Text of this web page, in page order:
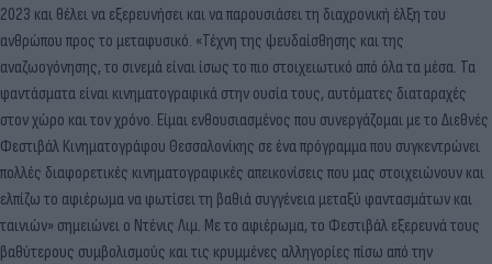
2023 και θέλει να εξερευνήσει και να παρουσιάσει τη διαχρονική έλξη του
ανθρώπου προς το μεταφυσικό. «Τέχνη της ψευδαίσθησης και της
αναζωογόνησης, το σινεμά είναι ίσως το πιο στοιχειωτικό από όλα τα μέσα. Τα
φαντάσματα είναι κινηματογραφικά στην ουσία τους, αυτόματες διαταραχές
στον χώρο και τον χρόνο. Είμαι ενθουσιασμένος που συνεργάζομαι με το Διεθνές
Φεστιβάλ Κινηματογράφου Θεσσαλονίκης σε ένα πρόγραμμα που συγκεντρώνει
πολλές διαφορετικές κινηματογραφικές απεικονίσεις που μας στοιχειώνουν και
ελπίζω το αφιέρωμα να φωτίσει τη βαθιά συγγένεια μεταξύ φαντασμάτων και
ταινιών» σημειώνει ο Ντένις Λιμ. Με το αφιέρωμα, το Φεστιβάλ εξερευνά τους
βαθύτερους συμβολισμούς και τις κρυμμένες αλληγορίες πίσω από την